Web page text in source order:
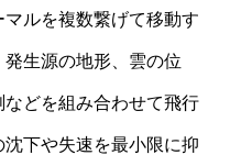
ルを複数繋げて移動す
生源の地形、雲の位
どを組み合わせて飛行
下や失速を最小限に抑